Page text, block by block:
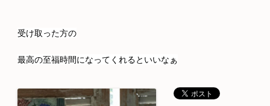
受け取った方の
最高の至福時間になってくれるといいなぁ